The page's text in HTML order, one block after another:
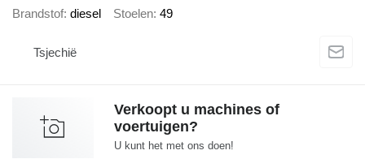
Brandstof diesel Stoelen 49
Tsjechië
Verkoopt u machines of
voertuigen?
U kunt het met ons doen!